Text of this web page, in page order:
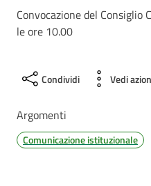
Convocazione del Consiglio
le ore 10.00
Condividi Vedi
Argomenti
Comunicazione istituzionale